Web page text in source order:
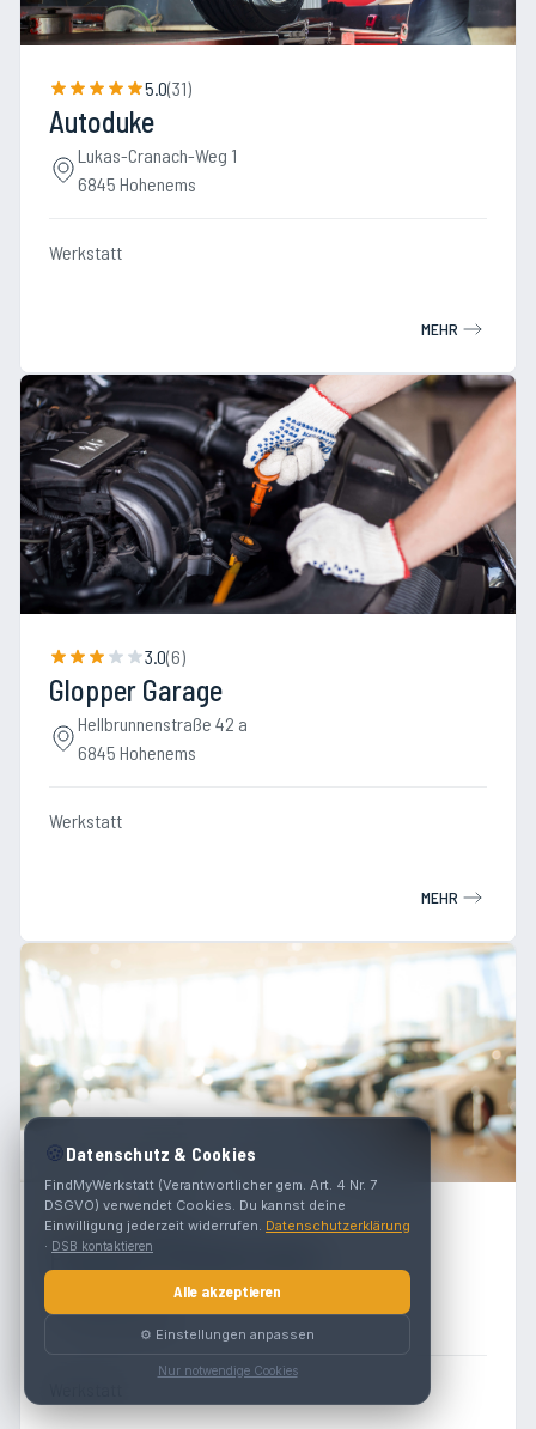
5.0(31)
Autoduke
Lukas-Cranach-Weg 1
6845 Hohenems
Werkstatt
MEHR
3.0(6)
Glopper Garage
Hellbrunnenstraße 42 a
6845 Hohenems
Werkstatt
MEHR
4.9(23)
Paulitsch Technik Center
6842 Koblach
🍪Datenschutz & Cookies
FindMyWerkstatt (Verantwortlicher gem. Art. 4 Nr. 7
DSGVO) verwendet Cookies. Du kannst deine
Einwilligung jederzeit widerrufen. Datenschutzerklärung
· DSB kontaktieren
Alle akzeptieren
⚙️ Einstellungen anpassen
Nur notwendige Cookies